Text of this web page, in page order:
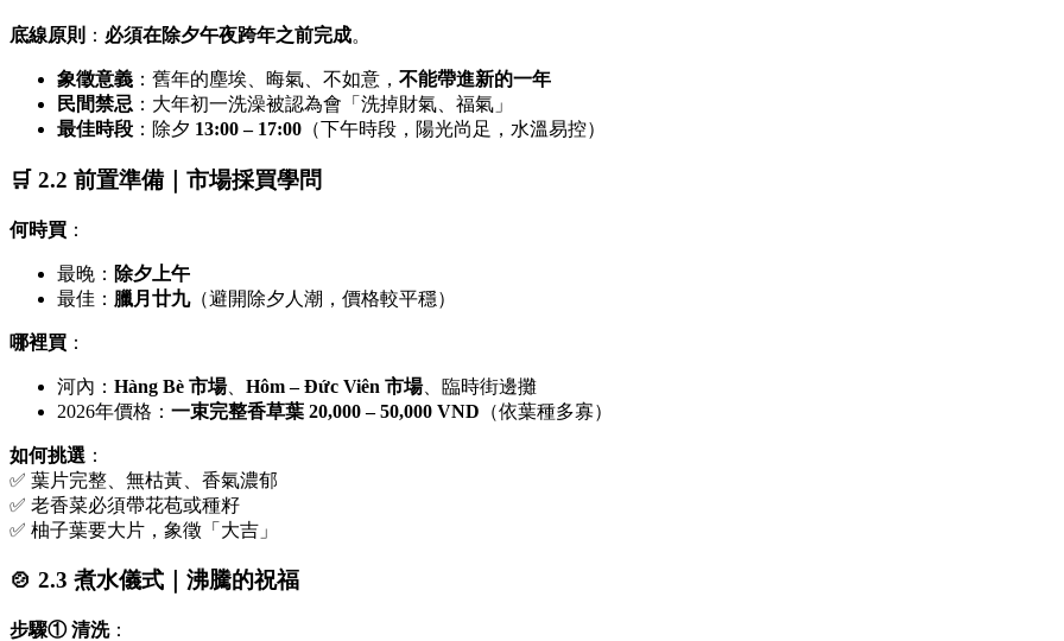
底線原則 ： 必須在除夕午夜跨年之前完成。
象徵意義 ：舊年的塵埃、晦氣、不如意， 不能帶進新的一年
民間禁忌 ：大年初一洗澡被認為會「洗掉財氣、福氣」
最佳時段 ：除夕 13:00 – 17:00 （下午時段，陽光尚足，水溫易控）
🛒 2.2 前置準備｜市場採買學問
何時買 ：
最晚： 除夕上午
最佳： 臘月廿九（避開除夕人潮，價格較平穩）
哪裡買 ：
河內： Hàng Bè 市場、 Hôm – Đức Viên 市場、臨時街邊攤
2026年價格： 一束完整香草葉 20,000 – 50,000 VND （依葉種多寡）
如何挑選 ：
✅ 葉片完整、無枯黃、香氣濃郁
✅ 老香菜必須帶花苞或種籽
✅ 柚子葉要大片，象徵「大吉」
🍲 2.3 煮水儀式｜沸騰的祝福
步驟① 清洗：